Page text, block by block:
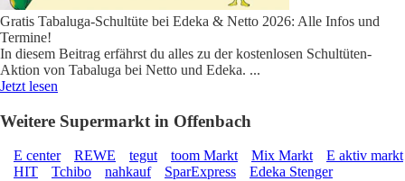
Gratis Tabaluga-Schultüte bei Edeka & Netto 2026: Alle Infos und
Termine!
In diesem Beitrag erfährst du alles zu der kostenlosen Schultüten-
Aktion von Tabaluga bei Netto und Edeka. ...
Jetzt lesen
Weitere Supermarkt in Offenbach
E center REWE tegut toom Markt Mix Markt
E aktiv markt
HIT
Tchibo nahkauf SparExpress Edeka Stenger